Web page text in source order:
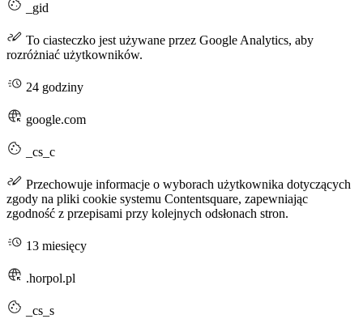
_gid
To ciasteczko jest używane przez Google Analytics, aby
rozróżniać użytkowników.
24 godziny
google.com
_cs_c
Przechowuje informacje o wyborach użytkownika dotyczących
zgody na pliki cookie systemu Contentsquare, zapewniając
zgodność z przepisami przy kolejnych odsłonach stron.
13 miesięcy
.horpol.pl
_cs_s